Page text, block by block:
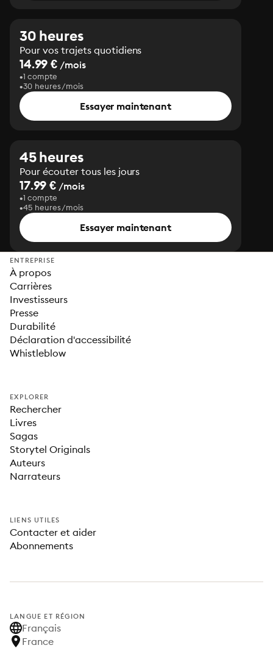
30 heures
Pour vos trajets quotidiens
14.99 € /mois
1 compte
30 heures/mois
Essayer maintenant
45 heures
Pour écouter tous les jours
17.99 € /mois
1 compte
45 heures/mois
Essayer maintenant
ENTREPRISE
À propos
Carrières
Investisseurs
Presse
Durabilité
Déclaration d'accessibilité
Whistleblow
EXPLORER
Rechercher
Livres
Sagas
Storytel Originals
Auteurs
Narrateurs
LIENS UTILES
Contacter et aider
Abonnements
LANGUE ET RÉGION
Français
France